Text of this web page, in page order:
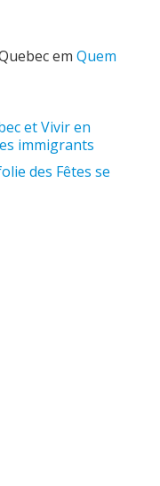
em Quem
et Vivir en
immigrants
des Fêtes se